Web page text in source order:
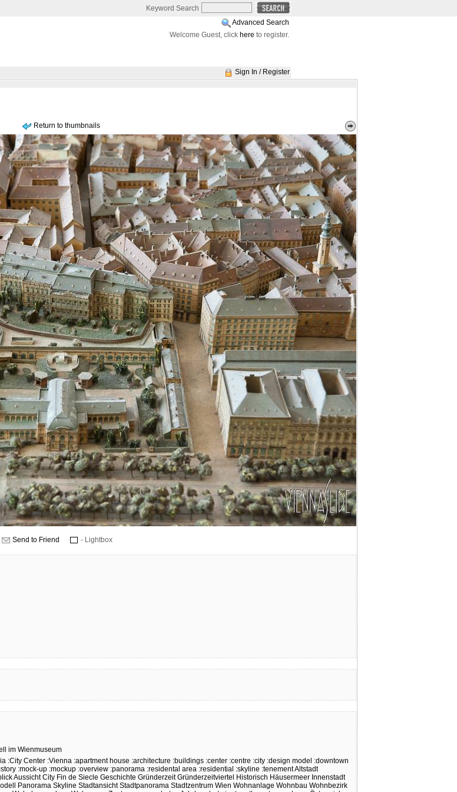
Keyword Search
Advanced Search
Welcome Guest, click here to register.
Sign In / Register
Return to thumbnails
Send to Friend - Lightbox
im Wienmuseum
:City Center :Vienna :apartment house :architecture :buildings :center :centre :city :design model :downtown
:mock-up :mockup :overview :panorama :residental area :residential :skyline :tenementAltstadt
Aussicht City Fin de Siecle Geschichte Gründerzeit Gründerzeitviertel Historisch Häusermeer Innenstadt
Panorama Skyline Stadtansicht Stadtpanorama Stadtzentrum Wien Wohnanlage Wohnbau Wohnbezirk